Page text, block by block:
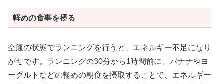
軽めの食事を摂る
空腹の状態でランニングを行うと、エネルギー不足になり
がちです。ランニングの30分から1時間前に、バナナやヨ
ーグルトなどの軽めの朝食を摂取することで、エネルギー